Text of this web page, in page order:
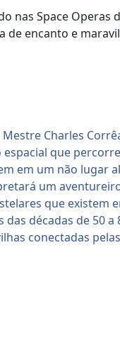
nas Space
encanto e